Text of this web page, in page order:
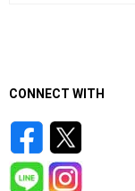
CONNECT WITH